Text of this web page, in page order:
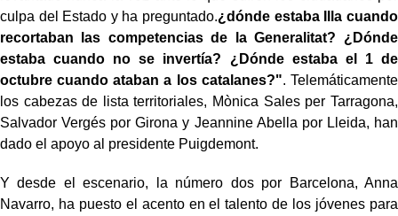
culpa del Estado y ha preguntado.¿dónde estaba Illa cuando
recortaban las competencias de la Generalitat? ¿Dónde
estaba cuando no se invertía? ¿Dónde estaba el 1 de
octubre cuando ataban a los catalanes?". Telemáticamente
los cabezas de lista territoriales, Mònica Sales per Tarragona,
Salvador Vergés por Girona y Jeannine Abella por Lleida, han
dado el apoyo al presidente Puigdemont.
Y desde el escenario, la número dos por Barcelona, Anna
Navarro, ha puesto el acento en el talento de los jóvenes para